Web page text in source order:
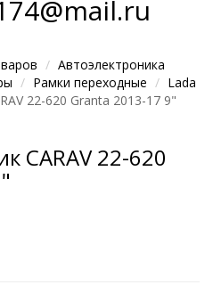
Автоэлектроника
Рамки переходные
Lada
22-620 Granta 2013-17 9"
CARAV 22-620